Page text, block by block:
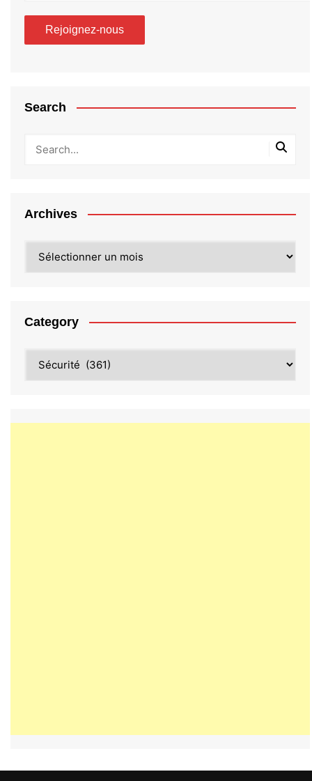
Search
Archives
Category